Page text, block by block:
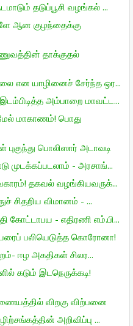
தடுப்பூசி வழங்கல் ...
ஆன குழந்தைக்கு
தாக்குதல்
என யாழினைச் சேர்ந்த ஒர...
அம்பாறை மாவட்ட...
மாகாணம்! பொது
பொலிஸார் அடாவடி
முடக்கப்படலாம் - அரசாங்...
தகவல் வழங்கியவருக்...
சிதறிய விமானம் - ...
கோட்டாபய - எதிரணி எம்.பி...
பலியெடுத்த கொரோனா!
ஈழ அகதிகள் சிலர...
கடும் இடநெருக்கடி!
விறகு விற்பனை
அறிவிப்பு ...